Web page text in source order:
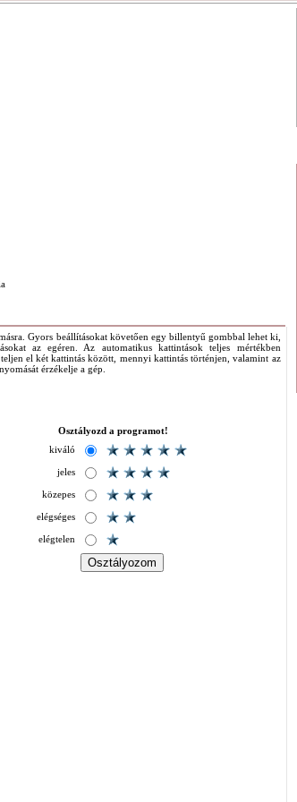
Gyors beállításokat követően egy billentyű gombbal lehet ki,
az egéren. Az automatikus kattintások teljes mértékben
el két kattintás között, mennyi kattintás történjen, valamint az
érzékelje a gép.
Osztályozd a programot!
kiváló
jeles
közepes
elégséges
elégtelen